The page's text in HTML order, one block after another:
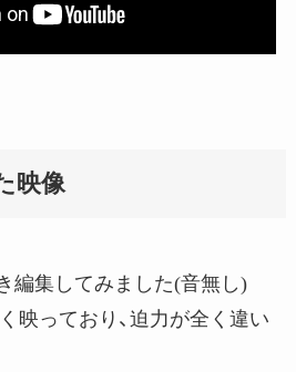
映像
編集してみました(音無し)
映っており、迫力が全く違い